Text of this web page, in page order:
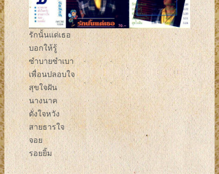
รักนั้นแด่เธอ
บอกให้รู้
ซำบายซำเบา
เพื่อนปลอบใจ
สุขใจฝัน
นางนาค
ดั่งใจหวัง
สายธารใจ
จอย
รอยยิ้ม